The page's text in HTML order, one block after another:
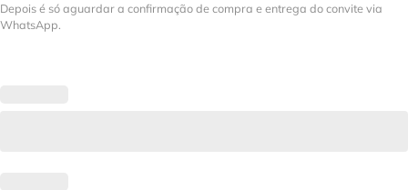
Depois é só aguardar a confirmação de compra e entrega do convite via
WhatsApp.